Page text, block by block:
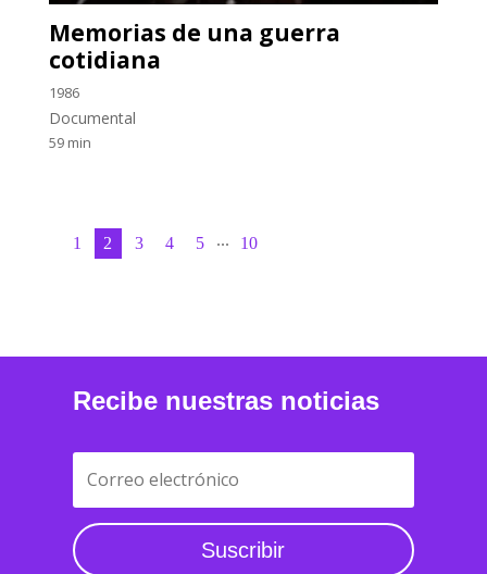
Memorias de una guerra
cotidiana
1986
Documental
59 min
1 2 3 4 5 ... 10
Recibe nuestras noticias
Suscribir